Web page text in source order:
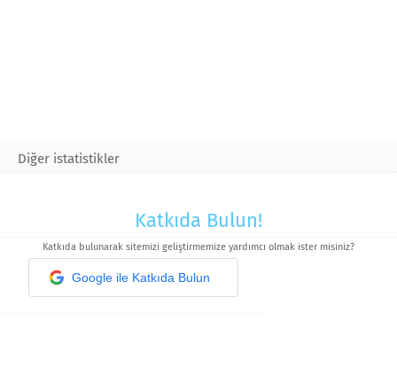
Diğer istatistikler
Katkıda Bulun!
Katkıda bulunarak sitemizi geliştirmemize yardımcı olmak ister misiniz?
Google ile Katkıda Bulun